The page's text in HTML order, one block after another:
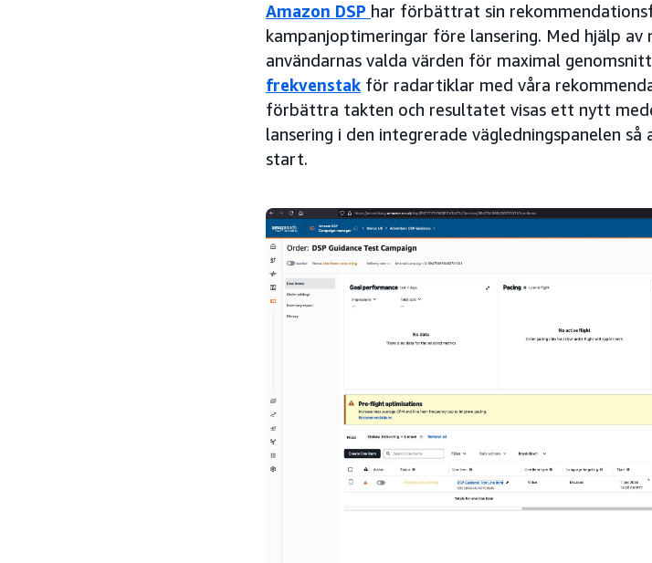
Amazon DSP har förbättrat sin
kampanjoptimeringar före lansering. Med hjälp av
användarnas valda värden för maximal
frekvenstak för radartiklar med våra
förbättra takten och resultatet visas ett nytt
lansering i den integrerade vägledningspanelen
start.